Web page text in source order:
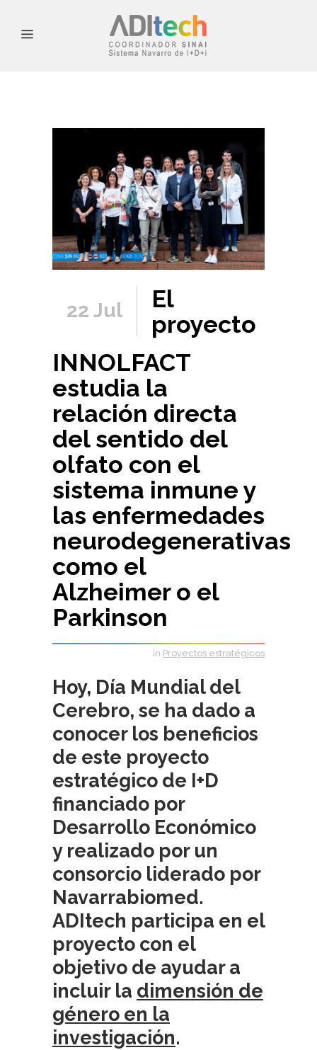
22 Jul
El
proyecto
INNOLFACT
estudia la
relación directa
del sentido del
olfato con el
sistema inmune y
las enfermedades
neurodegenerativas
como el
Alzheimer o el
Parkinson
in Proyectos estratégicos
Hoy, Día Mundial del
Cerebro, se ha dado a
conocer los beneficios
de este proyecto
estratégico de I+D
financiado por
Desarrollo Económico
y realizado por un
consorcio liderado por
Navarrabiomed.
ADItech participa en el
proyecto con el
objetivo de ayudar a
incluir la dimensión de
género en la
investigación.